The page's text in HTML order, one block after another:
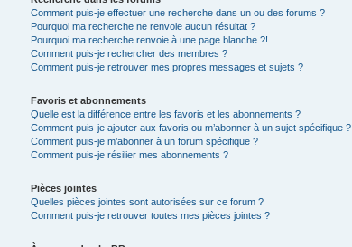
Comment puis-je effectuer une recherche dans un ou des forums ?
Pourquoi ma recherche ne renvoie aucun résultat ?
Pourquoi ma recherche renvoie à une page blanche ?!
Comment puis-je rechercher des membres ?
Comment puis-je retrouver mes propres messages et sujets ?
Favoris et abonnements
Quelle est la différence entre les favoris et les abonnements ?
Comment puis-je ajouter aux favoris ou m’abonner à un sujet spécifique ?
Comment puis-je m’abonner à un forum spécifique ?
Comment puis-je résilier mes abonnements ?
Pièces jointes
Quelles pièces jointes sont autorisées sur ce forum ?
Comment puis-je retrouver toutes mes pièces jointes ?